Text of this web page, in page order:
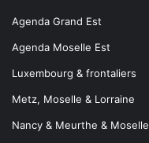
Agenda Grand Est
Agenda Moselle Est
Luxembourg & frontaliers
Metz, Moselle & Lorraine
Nancy & Meurthe & Moselle